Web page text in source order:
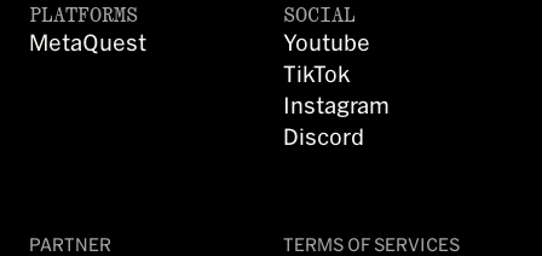
PLATFORMS
MetaQuest
SOCIAL
Youtube
TikTok
Instagram
Discord
PARTNER TERMS OF SERVICES